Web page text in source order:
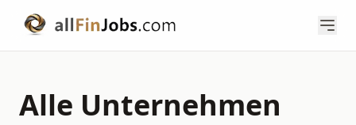
Alle Unternehmen